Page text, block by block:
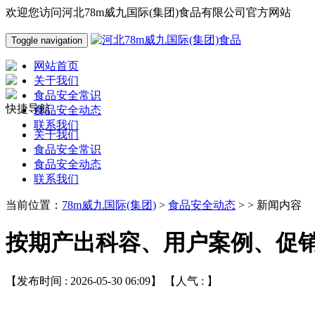
欢迎您访问河北78m威九国际(集团)食品有限公司官方网站
Toggle navigation
网站首页
关于我们
食品安全常识
食品安全动态
联系我们
快捷导航
关于我们
食品安全常识
食品安全动态
联系我们
当前位置： 78m威九国际(集团) > 食品安全动态 > > 新闻内容
按期产出科容、用户案例、促
【发布时间 : 2026-05-30 06:09】 【人气 : 】